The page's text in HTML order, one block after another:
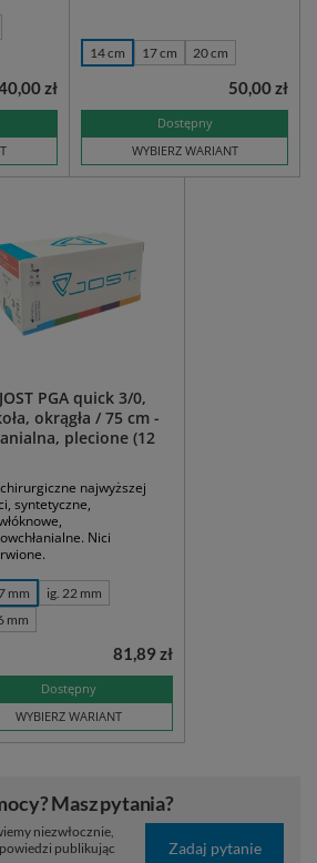
zł
14 cm 17 cm 20 cm
Dostępny
WYBIERZ WARIANT
50,00 zł
PGA quick 3/0,
okrągła / 75 cm -
plecione (12
najwyższej
syntetyczne,
Nici
mm
ig. 22 mm
mm
Dostępny
WYBIERZ WARIANT
81,89 zł
Masz pytania?
niezwłocznie,
publikując
Zadaj pytanie